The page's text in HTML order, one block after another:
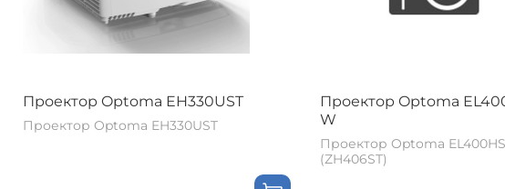
Проектор Optoma EH330UST
Проектор Optoma EH330UST
Проектор Optoma
W
Проектор Optoma
(ZH406ST)